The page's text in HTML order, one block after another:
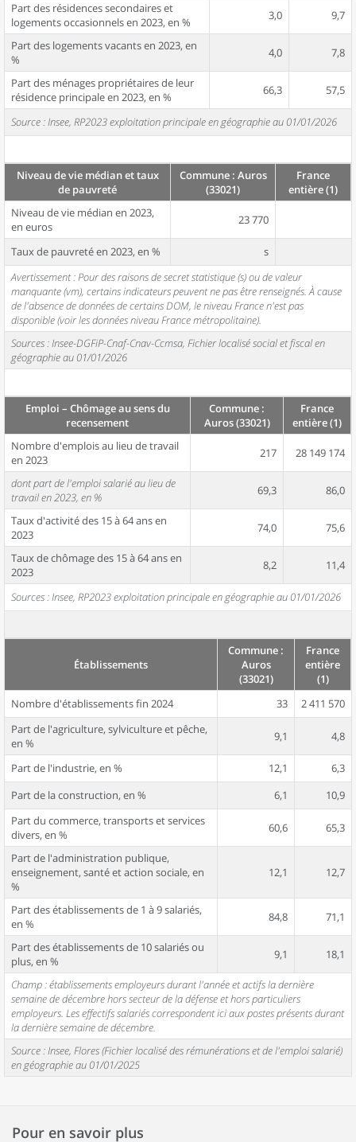
Part des résidences secondaires et
logements occasionnels en 2023, en %
3,0 9,7
Part des logements vacants en 2023, en
%
4,0 7,8
Part des ménages propriétaires de leur
résidence principale en 2023, en %
66,3 57,5
Source : Insee, RP2023 exploitation principale en géographie au 01/01/2026
Niveau de vie médian et taux
de pauvreté
Commune : Auros
(33021)
France
entière (1)
Niveau de vie médian en 2023,
en euros
23 770
Taux de pauvreté en 2023, en %
s
Avertissement : Pour des raisons de secret statistique (s) ou de valeur
manquante (vm), certains indicateurs peuvent ne pas être renseignés. À cause
de l'absence de données de certains DOM, le niveau France n'est pas
disponible (voir les données niveau France métropolitaine).
Sources : Insee-DGFiP-Cnaf-Cnav-Ccmsa, Fichier localisé social et fiscal en
géographie au 01/01/2026
Emploi – Chômage au sens du
recensement
Commune :
Auros (33021)
France
entière (1)
Nombre d'emplois au lieu de travail
en 2023
217 28 149 174
dont part de l'emploi salarié au lieu de
travail en 2023, en %
69,3 86,0
Taux d'activité des 15 à 64 ans en
2023
74,0 75,6
Taux de chômage des 15 à 64 ans en
2023
8,2 11,4
Sources : Insee, RP2023 exploitation principale en géographie au 01/01/2026
Établissements
Commune :
Auros
(33021)
France
entière
(1)
Nombre d'établissements fin 2024
33
2 411 570
Part de l'agriculture, sylviculture et pêche,
en %
9,1 4,8
Part de l'industrie, en % 12,1
6,3
Part de la construction, en %
6,1
10,9
Part du commerce, transports et services
divers, en %
60,6 65,3
Part de l'administration publique,
enseignement, santé et action sociale, en
%
12,1 12,7
Part des établissements de 1 à 9 salariés,
en %
84,8 71,1
Part des établissements de 10 salariés ou
plus, en %
9,1 18,1
Champ : établissements employeurs durant l'année et actifs la dernière
semaine de décembre hors secteur de la défense et hors particuliers
employeurs. Les effectifs salariés correspondent ici aux postes présents durant
la dernière semaine de décembre.
Source : Insee, Flores (Fichier localisé des rémunérations et de l'emploi salarié)
en géographie au 01/01/2025
Pour en savoir plus